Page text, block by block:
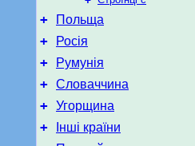
+ Польща
+ Росія
+ Румунія
+ Словаччина
+ Угорщина
+ Інші країни